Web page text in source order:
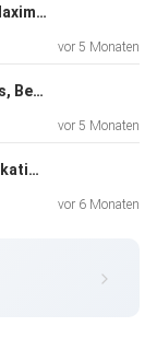
Zeitpunkt
Gegner
Murmelcast #31 - Chancletazo : Maximum Power, Zero Control
vor 5 Monaten
Murmelcast #30 Half-Volley Hacks, Beinarbeit-Boost & Rücken-Rescue!
vor 5 Monaten
Murmelcast #29 Kaffee, Kommunikation & Court-Taktik - Padel im Team gedacht
vor 6 Monaten